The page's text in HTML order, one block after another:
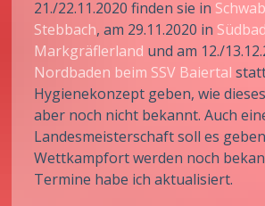
21./22.11.2020 finden sie in
Stebbach, am 29.11.2020 in
Markgräflerland und am 12./
Nordbaden beim SSV Baiertal
Hygienekonzept geben, wie
aber noch nicht bekannt. Auch
Landesmeisterschaft soll es
Wettkampfort werden noch
Termine habe ich aktualisiert.